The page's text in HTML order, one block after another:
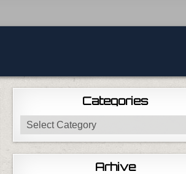
Categories
Categories
Arhive